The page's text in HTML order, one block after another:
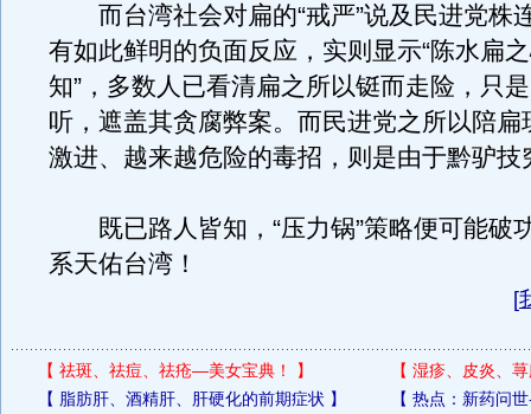
而台湾社会对扁的“戒严”说及民进党株
有如此鲜明的负面反应，实则显示“陈水扁
知”，多数人已看清扁之所以铤而走险，只
听，遮盖其贪腐弊案。而民进党之所以陪扁
激进、越来越危险的毒招，则是由于黔驴技
既已路人皆知，“压力锅”策略便可能破
系天佑台湾！
[
【 祛斑、祛痘、祛疮—美女宝典！ 】 【 湿疹、皮炎、
【 脂肪肝、酒精肝、肝硬化的前期症状 】 【 热点：新药问